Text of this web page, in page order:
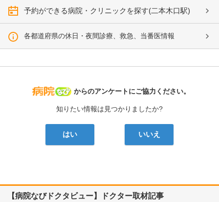
予約ができる病院・クリニックを探す(二本木口駅)
各都道府県の休日・夜間診療、救急、当番医情報
病院なび
からのアンケートにご協力ください。
知りたい情報は見つかりましたか?
はい いいえ
【病院なびドクタビュー】ドクター取材記事